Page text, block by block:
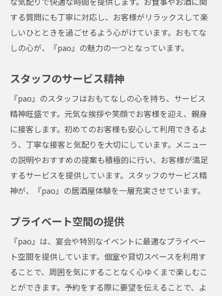
する質問にも丁寧に対応し、お客様がリラックスして楽
しいひとときを過ごせるよう心がけています。おもてな
しの心が、『pao』の魅力の一つとなっています。
スタッフのサービス精神
『pao』のスタッフはおもてなしの心を持ち、サービス
精神旺盛です。元気な挨拶や笑顔でお客様を迎え、親身
に接客します。初めてのお客様も安心して利用できるよ
う、丁寧な接客と気配りを大切にしています。メニュー
の説明やおすすめの提案も積極的に行い、お客様が満足
するサービスを提供しています。スタッフのサービス精
神が、『pao』の居酒屋体験を一層充実させています。
プライベート空間の提供
『pao』は、宴会や特別なイベントに最適なプライベー
ト空間を提供しています。個室や貸切スペースを利用す
ることで、周囲を気にすることなく心ゆくまで楽しむこ
とができます。予約をする際に要望を伝えることで、よ